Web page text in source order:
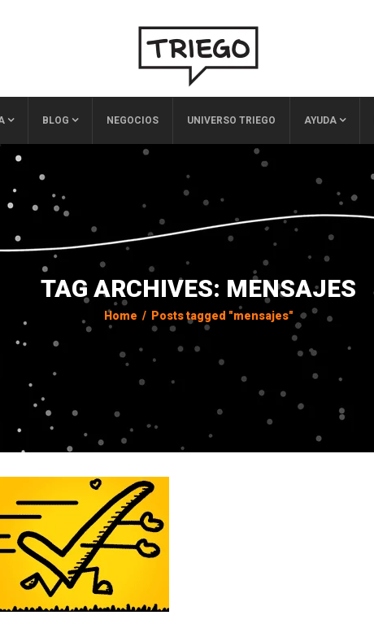
BLOG NEGOCIOS UNIVERSO TRIEGO AYUDA
TAG ARCHIVES: MENSAJES
Home / Posts tagged "mensajes"